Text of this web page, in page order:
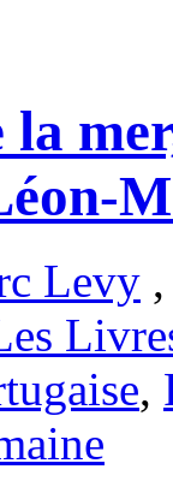
la
Levy
,